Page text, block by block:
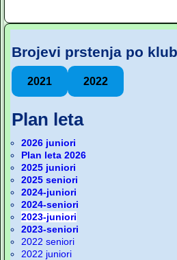
Brojevi prstenja po
2021 2022
Plan leta
2026 juniori
Plan leta 2026
2025 juniori
2025 seniori
2024-juniori
2024-seniori
2023-juniori
2023-seniori
2022 seniori
2022 juniori